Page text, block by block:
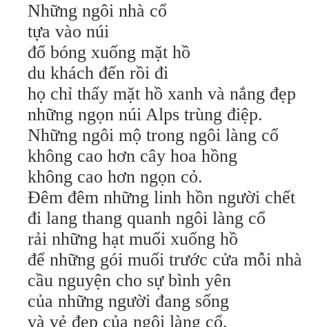
Những ngôi nhà cổ
tựa vào núi
đổ bóng xuống mặt hồ
du khách đến rồi đi
họ chỉ thấy mặt hồ xanh và nắng đẹp
những ngọn núi Alps trùng điệp.
Những ngôi mộ trong ngôi làng cổ
không cao hơn cây hoa hồng
không cao hơn ngọn cỏ.
Đêm đêm những linh hồn người chết
đi lang thang quanh ngôi làng cổ
rải những hạt muối xuống hồ
để những gói muối trước cửa mỗi nhà
cầu nguyện cho sự bình yên
của những người đang sống
và vẻ đẹp của ngôi làng cổ.